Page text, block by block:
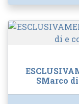
SMarco